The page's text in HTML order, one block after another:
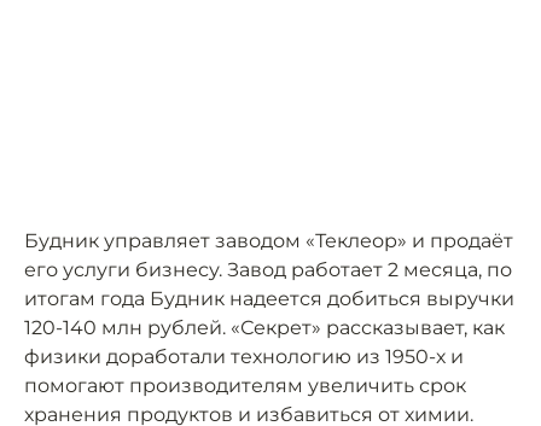
Будник управляет заводом «Теклеор» и продаёт
его услуги бизнесу. Завод работает 2 месяца, по
итогам года Будник надеется добиться выручки
120-140 млн рублей. «Секрет» рассказывает, как
физики доработали технологию из 1950-х и
помогают производителям увеличить срок
хранения продуктов и избавиться от химии.